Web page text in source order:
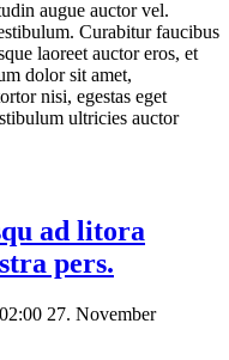
augue auctor vel.
Curabitur faucibus
laoreet auctor eros, et
dolor sit amet,
nisi, egestas eget
ultricies auctor
ad litora
pers.
27. November